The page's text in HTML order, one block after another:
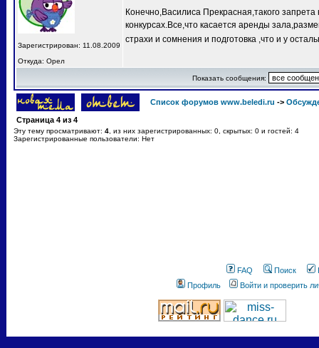
Зарегистрирован: 11.08.2009
Откуда: Орел
Конечно,Василиса Прекрасная,такого
конкурсах.Все,что касается аренды
страхи и сомнения и подготовка ,что и у
Показать сообщения:
Список форумов www.beledi.ru ->
Страница 4 из 4
Эту тему просматривают: 4 , из них зарегистрированных: 0, скрытых: 0 и гостей: 4
Зарегистрированные пользователи: Нет
FAQ Поиск
Профиль
Войти и проверить